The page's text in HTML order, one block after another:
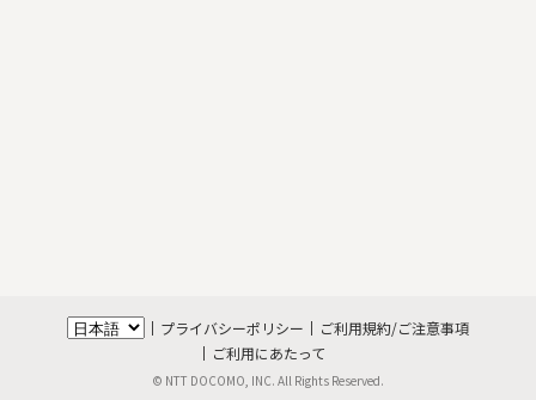
プライバシーポリシー
ご利用規約/ご注意事項
ご利用にあたって
© NTT DOCOMO, INC. All Rights Reserved.